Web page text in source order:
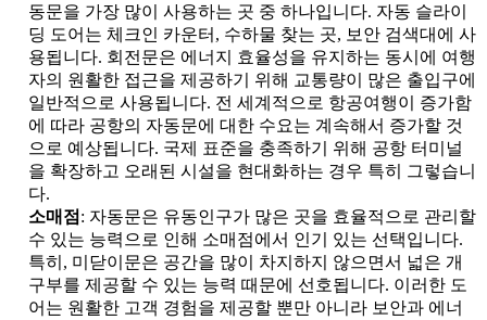
동문을 가장 많이 사용하는 곳 중 하나입니다. 자동 슬라이
딩 도어는 체크인 카운터, 수하물 찾는 곳, 보안 검색대에 사
용됩니다. 회전문은 에너지 효율성을 유지하는 동시에 여행
자의 원활한 접근을 제공하기 위해 교통량이 많은 출입구에
일반적으로 사용됩니다. 전 세계적으로 항공여행이 증가함
에 따라 공항의 자동문에 대한 수요는 계속해서 증가할 것
으로 예상됩니다. 국제 표준을 충족하기 위해 공항 터미널
을 확장하고 오래된 시설을 현대화하는 경우 특히 그렇습니
다.
소매점 : 자동문은 유동인구가 많은 곳을 효율적으로 관리할
수 있는 능력으로 인해 소매점에서 인기 있는 선택입니다.
특히, 미닫이문은 공간을 많이 차지하지 않으면서 넓은 개
구부를 제공할 수 있는 능력 때문에 선호됩니다. 이러한 도
어는 원활한 고객 경험을 제공할 뿐만 아니라 보안과 에너